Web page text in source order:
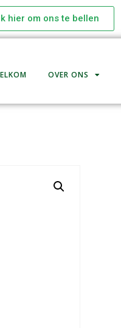
hier om ons te bellen
OVER ONS